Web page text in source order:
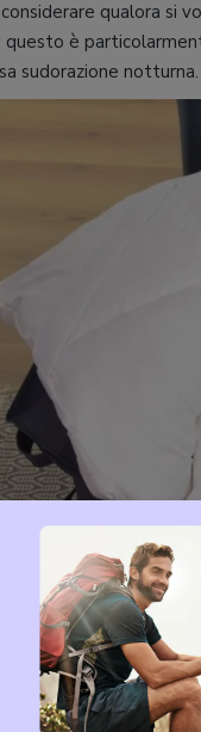
qualora si
: questo è
sudorazione notturna.
è realizzato in pregiati